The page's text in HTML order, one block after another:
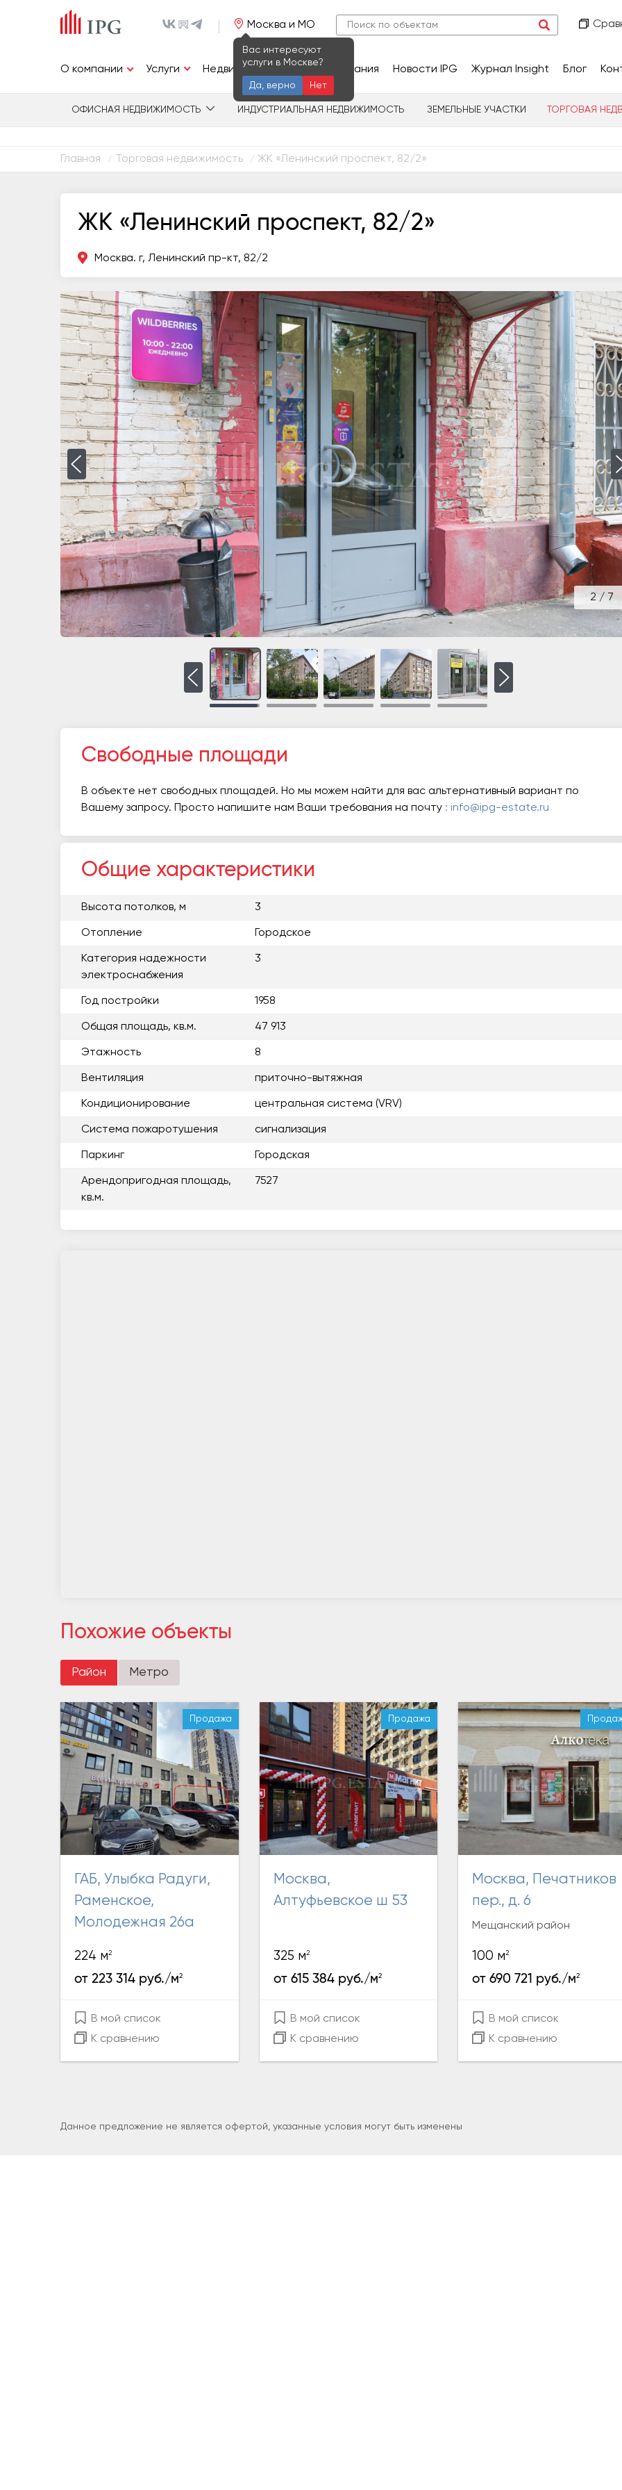
Москва и МО
Вас интересуют
услуги в Москве?
Да, верно Нет
О компании Услуги Недвижимость Исследования Новости IPG Журнал Insight Блог
ОФИСНАЯ НЕДВИЖИМОСТЬ ИНДУСТРИАЛЬНАЯ НЕДВИЖИМОСТЬ ЗЕМЕЛЬНЫЕ УЧАСТКИ ТОРГОВАЯ
Главная / Торговая недвижимость / ЖК «Ленинский проспект, 82/2»
ЖК «Ленинский проспект, 82/2»
Москва. г, Ленинский пр-кт, 82/2
2 / 7
Свободные площади
В объекте нет свободных площадей. Но мы можем найти для вас альтернативный вариант по
Вашему запросу. Просто напишите нам Ваши требования на почту : info@ipg-estate.ru
Общие характеристики
Высота потолков, м 3
Отопление Городское
Категория надежности
электроснабжения
3
Год постройки 1958
Общая площадь, кв.м. 47 913
Этажность 8
Вентиляция приточно-вытяжная
Кондиционирование центральная система (VRV)
Система пожаротушения сигнализация
Паркинг Городская
Арендопригодная площадь,
кв.м.
7527
Похожие объекты
Район Метро
Продажа
Раменское,
Молодежная 26а
224 м2
от 223 314 руб./м2
В мой список
К сравнению
Продажа
Москва,
Алтуфьевское ш 53
325 м2
от 615 384 руб./м2
В мой список
К сравнению
Москва, Печатников
пер., д. 6
Мещанский район
100 м2
от 690 721 руб./м2
В мой список
К сравнению
Данное предложение не является офертой, указанные условия могут быть изменены